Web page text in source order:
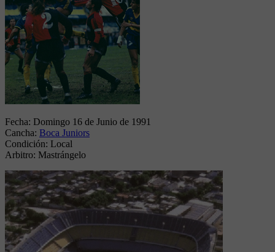
Fecha: Domingo 16 de Junio de 1991
Cancha: Boca Juniors
Condición: Local
Arbitro: Mastrángelo